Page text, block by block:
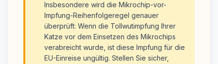
Insbesondere wird die Mikrochip-vor-
Impfung-Reihenfolgeregel genauer
überprüft: Wenn die Tollwutimpfung Ihrer
Katze vor dem Einsetzen des Mikrochips
verabreicht wurde, ist diese Impfung für die
EU-Einreise ungültig. Stellen Sie sicher,